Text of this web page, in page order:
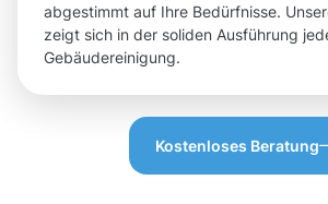
abgestimmt auf Ihre Bedürfnisse.
zeigt sich in der soliden Ausführung
Gebäudereinigung.
Kostenloses Beratung